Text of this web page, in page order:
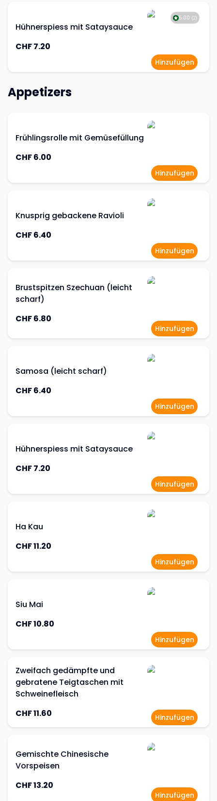
Hühnerspiess mit Sataysauce
CHF 7.20
5.00 (2)
Hinzufügen
Appetizers
Frühlingsrolle mit Gemüsefüllung
CHF 6.00
Hinzufügen
Knusprig gebackene Ravioli
CHF 6.40
Hinzufügen
Brustspitzen Szechuan (leicht
scharf)
CHF 6.80
Hinzufügen
Samosa (leicht scharf)
CHF 6.40
Hinzufügen
Hühnerspiess mit Sataysauce
CHF 7.20
Hinzufügen
Ha Kau
CHF 11.20
Hinzufügen
Siu Mai
CHF 10.80
Hinzufügen
Zweifach gedämpfte und
gebratene Teigtaschen mit
Schweinefleisch
CHF 11.60
Hinzufügen
Gemischte Chinesische
Vorspeisen
CHF 13.20
Hinzufügen